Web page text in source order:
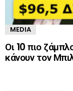
MEDIA
Οι 10 πιο
κάνουν τον